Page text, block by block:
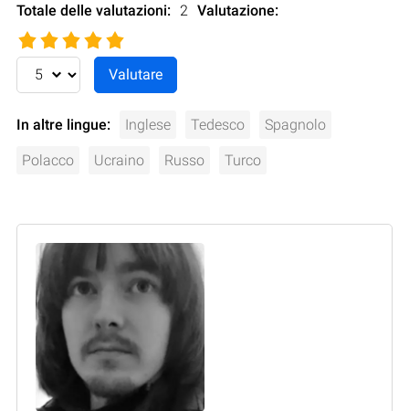
Totale delle valutazioni: 2 Valutazione:
In altre lingue: Inglese Tedesco Spagnolo
Polacco Ucraino Russo Turco